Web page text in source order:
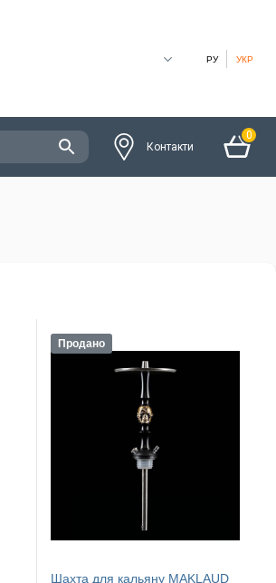
РУ УКР
Контакти
0
Продано
Шахта для кальяну MAKLAUD